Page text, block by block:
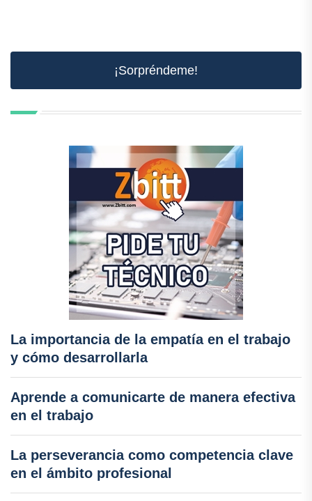
¡Sorpréndeme!
La importancia de la empatía en el trabajo
y cómo desarrollarla
Aprende a comunicarte de manera efectiva
en el trabajo
La perseverancia como competencia clave
en el ámbito profesional